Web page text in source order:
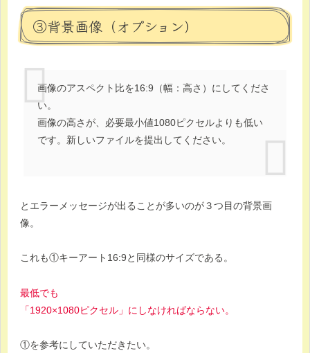
③背景画像（オプション）
画像のアスペクト比を16:9（幅：高さ）にしてくださ
い。
画像の高さが、必要最小値1080ピクセルよりも低い
です。新しいファイルを提出してください。
とエラーメッセージが出ることが多いのが３つ目の背景画
像。
これも①キーアート16:9と同様のサイズである。
最低でも
「1920×1080ピクセル」にしなければならない。
①を参考にしていただきたい。